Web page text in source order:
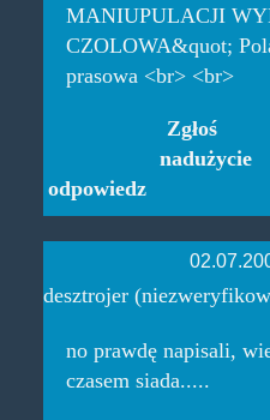
MANIUPULACJI
CZOLOWA&quot;
prasowa <br> <br>
odpowiedz
Zgłoś
nadużycie
desztrojer
no prawdę napisali,
czasem siada.....